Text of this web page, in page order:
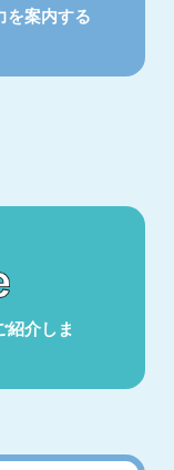
を案内する
紹介しま